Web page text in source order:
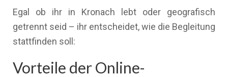
Egal ob ihr in Kronach lebt oder geografisch
getrennt seid – ihr entscheidet, wie die Begleitung
stattfinden soll:
Vorteile der Online-